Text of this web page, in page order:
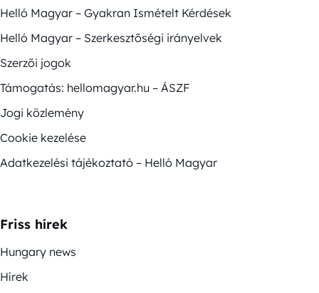
Helló Magyar – Gyakran Ismételt Kérdések
Helló Magyar – Szerkesztőségi irányelvek
Szerzői jogok
Támogatás: hellomagyar.hu – ÁSZF
Jogi közlemény
Cookie kezelése
Adatkezelési tájékoztató – Helló Magyar
Friss hírek
Hungary news
Hírek